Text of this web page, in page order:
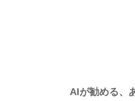
AIが勧める、